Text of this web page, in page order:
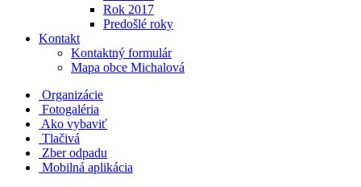
Rok 2017
Predošlé roky
Kontakt
Kontaktný formulár
Mapa obce Michalová
Organizácie
Fotogaléria
Ako vybaviť
Tlačivá
Zber odpadu
Mobilná aplikácia